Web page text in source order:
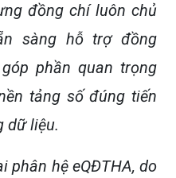
đồng chí luôn chủ
sàng hỗ trợ đồng
phần quan trọng
tảng số đúng tiến
dữ liệu.
phân hệ eQĐTHA, do